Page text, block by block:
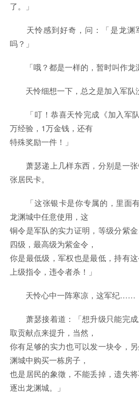
了。」
天怜感到好奇，问：「是龙渊
吗？」
「哦？都是一样的，暂时叫作龙
天怜细想一下，总之是加入军队
「叮！恭喜天怜完成《加入军
万经验，1万金钱，还有
特殊奖励一件！」
萧瑟递上几样东西，分别是一张
张居民卡。
「这张银卡是你专属的，里面
龙渊城中任意使用，这
铜令是军队的实力证明，等级分紫
四级，最高级为紫金令，
你是最低级，军权也是最低，持有
上级指令，违令者杀！」
天怜心中一阵寒凉，这军纪……
萧瑟接着道：「想升级只能完成
取贡献点来提升，当然，
你有足够的实力也可以发一块令，
渊城中购买一栋房子，
也是居民的象徵，不能丢掉，遗失
逐出龙渊城。」